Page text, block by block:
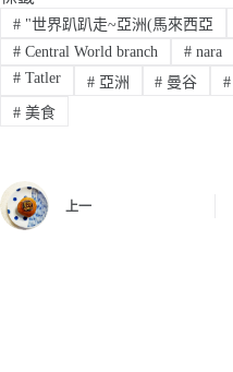
#"世界趴趴走~亞洲(馬來西亞
#Central World branch #nara
#Tatler #亞洲 # 曼谷 #
#美食
上一